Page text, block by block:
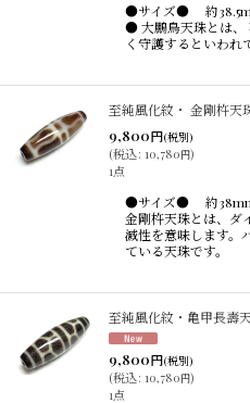
●サイズ● 約
● 大鵬鳥天珠とは、
く守護するといわれ
至純風化紋・ 金剛杵天
9,800円(税別)
(税込: 10,780円)
1点
●サイズ● 約
金剛杵天珠とは、ダ
滅性を意味します。
ている天珠です。
至純風化紋・亀甲長壽
9,800円(税別)
(税込: 10,780円)
1点